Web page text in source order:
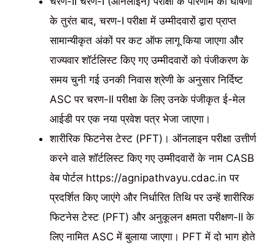
के तुरंत बाद, चरण-I परीक्षा में उम्मीदवारों द्वारा प्राप्त
सामान्यीकृत अंकों पर कट ऑफ लागू किया जाएगा और
राज्यवार शॉर्टलिस्ट किए गए उम्मीदवारों को पंजीकरण के
समय चुनी गई उनकी निवास श्रेणी के अनुसार निर्दिष्ट
ASC पर चरण-II परीक्षा के लिए उनके पंजीकृत ई-मेल
आईडी पर एक नया प्रवेश पत्र भेजा जाएगा।
शारीरिक फिटनेस टेस्ट (PFT)। ऑनलाइन परीक्षा उत्तीर्ण
करने वाले शॉर्टलिस्ट किए गए उम्मीदवारों के नाम CASB
वेब पोर्टल https://agnipathvayu.cdac.in पर
प्रदर्शित किए जाएंगे और निर्धारित तिथि पर उन्हें शारीरिक
फिटनेस टेस्ट (PFT) और अनुकूलन क्षमता परीक्षण-II के
लिए नामित ASC में बुलाया जाएगा। PFT में दो भाग होते